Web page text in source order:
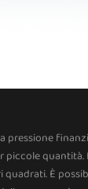
pressione
piccole
quadrati. È